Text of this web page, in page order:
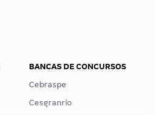
BANCAS DE CONCURSOS
Cebraspe
Cesgranrio